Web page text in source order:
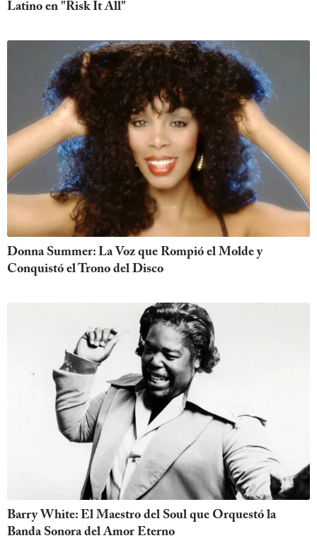
Latino en "Risk It All"
Donna Summer: La Voz que Rompió el Molde y
Conquistó el Trono del Disco
Barry White: El Maestro del Soul que Orquestó la
Banda Sonora del Amor Eterno